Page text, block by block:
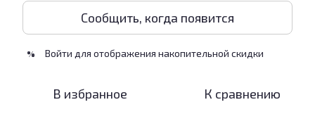
Сообщить, когда появится
% Войти для отображения накопительной скидки
В избранное К сравнению